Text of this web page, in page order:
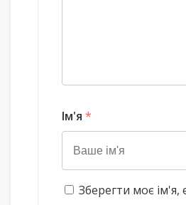
Ім'я *
Зберегти моє ім'я,